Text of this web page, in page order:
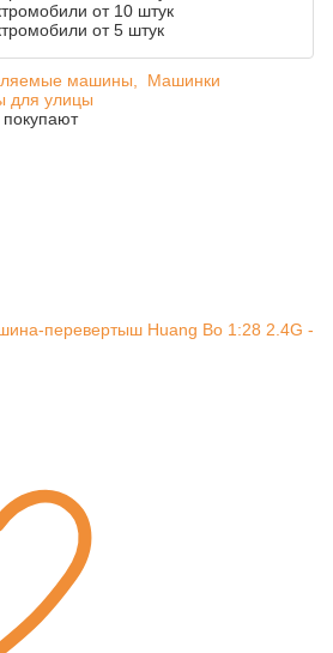
от 10 штук
от 5 штук
машины,
Машинки
для улицы
перевертыш Huang Bo 1:28 2.4G -